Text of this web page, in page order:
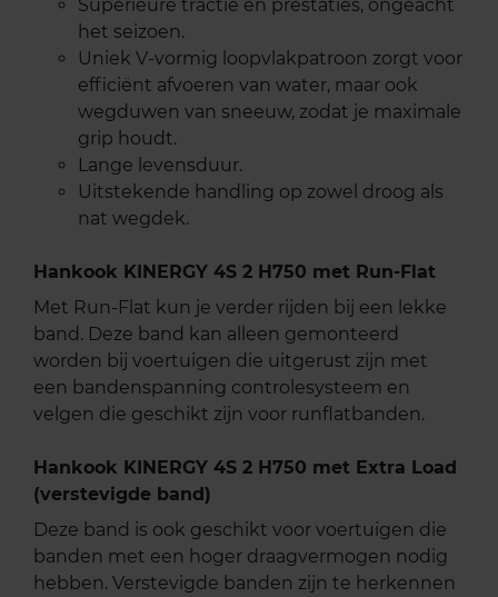
Superieure tractie en prestaties, ongeacht
het seizoen.
Uniek V-vormig loopvlakpatroon zorgt voor
efficiënt afvoeren van water, maar ook
wegduwen van sneeuw, zodat je maximale
grip houdt.
Lange levensduur.
Uitstekende handling op zowel droog als
nat wegdek.
Hankook KINERGY 4S 2 H750 met Run-Flat
Met Run-Flat kun je verder rijden bij een lekke
band. Deze band kan alleen gemonteerd
worden bij voertuigen die uitgerust zijn met
een bandenspanning controlesysteem en
velgen die geschikt zijn voor runflatbanden.
Hankook KINERGY 4S 2 H750 met Extra Load
(verstevigde band)
Deze band is ook geschikt voor voertuigen die
banden met een hoger draagvermogen nodig
hebben. Verstevigde banden zijn te herkennen